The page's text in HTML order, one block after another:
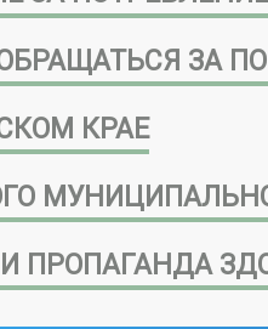
ЗА
КРАЕ
ПРОПАГАНДА